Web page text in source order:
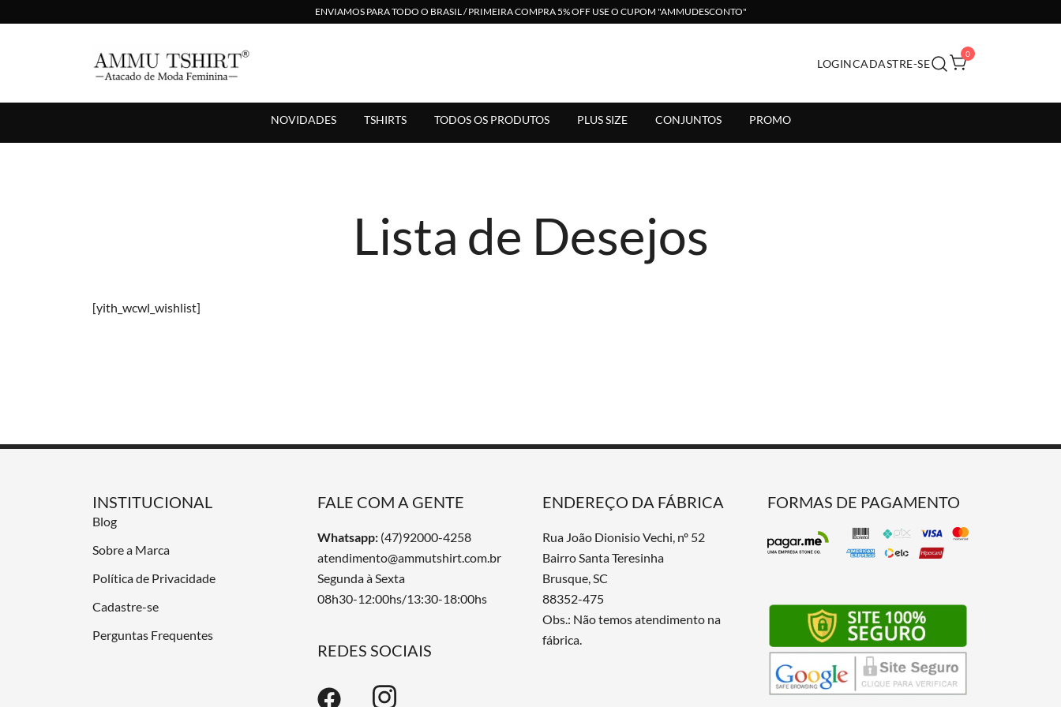
ENVIAMOS PARA TODO O BRASIL / PRIMEIRA COMPRA 5% OFF USE O CUPOM "AMMUDESCONTO"
AMMU TSHIRT
Compre no Atacado com Preço Direto de Fábrica em Moda Feminina. Suporte Via Whats. Enviamos para Todo Brasil.
LOGINCADASTRE-SE
0
NOVIDADES TSHIRTS TODOS OS PRODUTOS PLUS SIZE CONJUNTOS PROMO
Lista de Desejos
[yith_wcwl_wishlist]
INSTITUCIONAL
Blog
Sobre a Marca
Política de Privacidade
Cadastre-se
Perguntas Frequentes
FALE COM A GENTE
Whatsapp: (47)92000-4258
atendimento@ammutshirt.com.br
Segunda à Sexta
08h30-12:00hs/13:30-18:00hs
REDES SOCIAIS
ENDEREÇO DA FÁBRICA
Rua João Dionisio Vechi, nº 52
Bairro Santa Teresinha
Brusque, SC
88352-475
Obs.: Não temos atendimento na
fábrica.
FORMAS DE PAGAMENTO